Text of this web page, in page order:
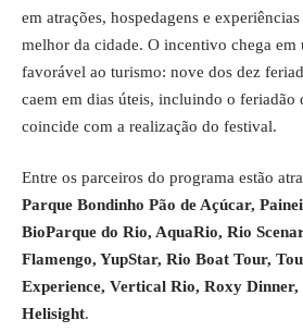
em atrações, hospedagens e
melhor da cidade. O incentivo chega em
favorável ao turismo: nove dos dez
caem em dias úteis, incluindo o feriadão
coincide com a realização do festival.
Entre os parceiros do programa estão
Parque Bondinho Pão de Açúcar,
BioParque do Rio, AquaRio, Rio
Flamengo, YupStar, Rio Boat Tour,
Experience, Vertical Rio, Roxy Dinner,
Helisight.